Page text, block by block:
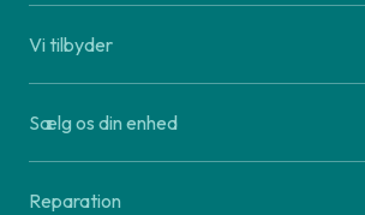
Vi tilbyder
Sælg os din enhed
Reparation